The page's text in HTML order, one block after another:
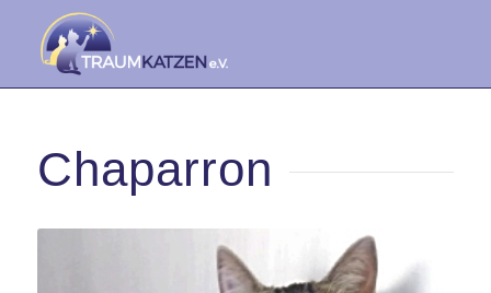
Chaparron